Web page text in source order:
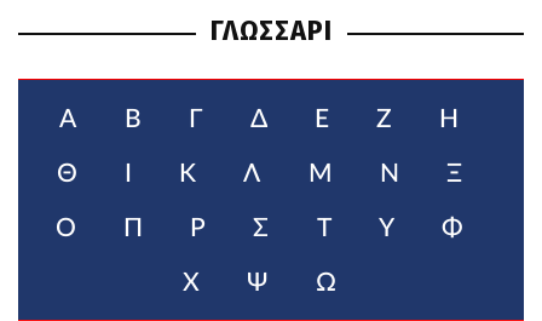
ΓΛΩΣΣΑΡΙ
Α Β Γ Δ Ε Ζ Η
Θ Κ Λ Μ Ν Ξ
Ο Π Ρ Σ Τ Υ Φ
Χ Ψ Ω